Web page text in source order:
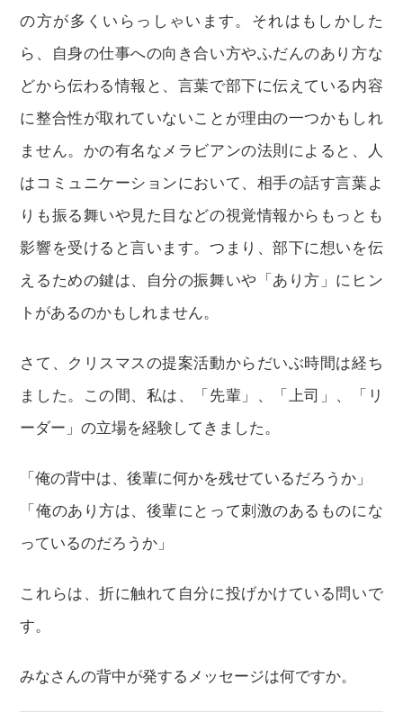
の方が多くいらっしゃいます。それはもしかした
ら、自身の仕事への向き合い方やふだんのあり方な
どから伝わる情報と、言葉で部下に伝えている内容
に整合性が取れていないことが理由の一つかもしれ
ません。かの有名なメラビアンの法則によると、人
はコミュニケーションにおいて、相手の話す言葉よ
りも振る舞いや見た目などの視覚情報からもっとも
影響を受けると言います。つまり、部下に想いを伝
えるための鍵は、自分の振舞いや「あり方」にヒン
トがあるのかもしれません。
さて、クリスマスの提案活動からだいぶ時間は経ち
ました。この間、私は、「先輩」、「上司」、「リ
ーダー」の立場を経験してきました。
「俺の背中は、後輩に何かを残せているだろうか」
「俺のあり方は、後輩にとって刺激のあるものにな
っているのだろうか」
これらは、折に触れて自分に投げかけている問いで
す。
みなさんの背中が発するメッセージは何ですか。